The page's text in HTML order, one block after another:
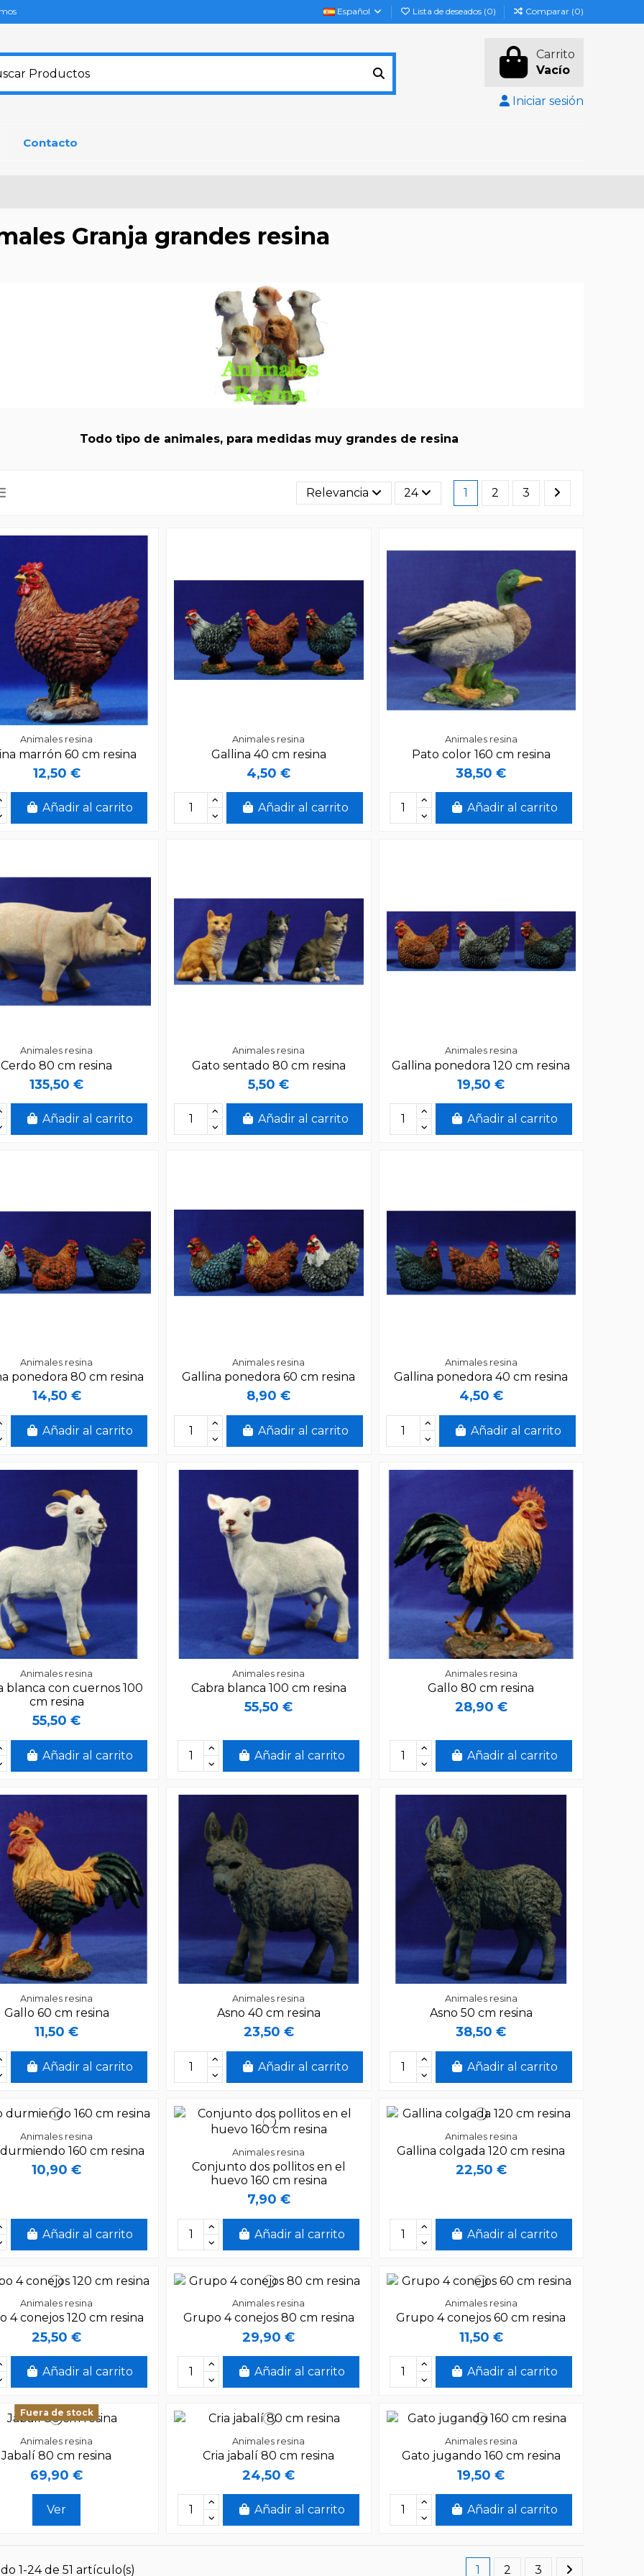
Español Lista de deseados (0) Comparar (0)
Carrito
Vacío
Iniciar sesión
Contacto
Granja grandes resina
Todo tipo de animales, para medidas muy grandes de resina
Relevancia 24 1 2 3
Animales resina
marrón 60 cm resina
12,50 €
Añadir al carrito
Animales resina
Gallina 40 cm resina
4,50 €
Añadir al carrito
Animales resina
Pato color 160 cm resina
38,50 €
Añadir al carrito
Animales resina
Cerdo 80 cm resina
135,50 €
Añadir al carrito
Animales resina
Gato sentado 80 cm resina
5,50 €
Añadir al carrito
Animales resina
Gallina ponedora 120 cm resina
19,50 €
Añadir al carrito
Animales resina
ponedora 80 cm resina
14,50 €
Añadir al carrito
Animales resina
Gallina ponedora 60 cm resina
8,90 €
Añadir al carrito
Animales resina
Gallina ponedora 40 cm resina
4,50 €
Añadir al carrito
Animales resina
blanca con cuernos 100
cm resina
55,50 €
Añadir al carrito
Animales resina
Cabra blanca 100 cm resina
55,50 €
Añadir al carrito
Animales resina
Gallo 80 cm resina
28,90 €
Añadir al carrito
Animales resina
Gallo 60 cm resina
11,50 €
Añadir al carrito
Animales resina
Asno 40 cm resina
23,50 €
Añadir al carrito
Animales resina
Asno 50 cm resina
38,50 €
Añadir al carrito
Animales resina
160 cm resina
10,90 €
Añadir al carrito
Animales resina
Conjunto dos pollitos en el
huevo 160 cm resina
7,90 €
Añadir al carrito
Animales resina
Gallina colgada 120 cm resina
22,50 €
Añadir al carrito
Animales resina
4 conejos 120 cm resina
25,50 €
Añadir al carrito
Animales resina
Grupo 4 conejos 80 cm resina
29,90 €
Añadir al carrito
Animales resina
Grupo 4 conejos 60 cm resina
11,50 €
Añadir al carrito
Fuera de stock
Animales resina
Jabalí 80 cm resina
69,90 €
Ver
Animales resina
Cria jabalí 80 cm resina
24,50 €
Añadir al carrito
Animales resina
Gato jugando 160 cm resina
19,50 €
Añadir al carrito
1-24 de 51 artículo(s) 1 2 3